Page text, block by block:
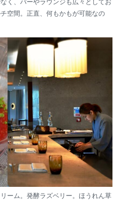
く、バーやラウンジも広々としてお
空間。正直、何もかもが可能なの
ーム。発酵ラズベリー。ほうれん草